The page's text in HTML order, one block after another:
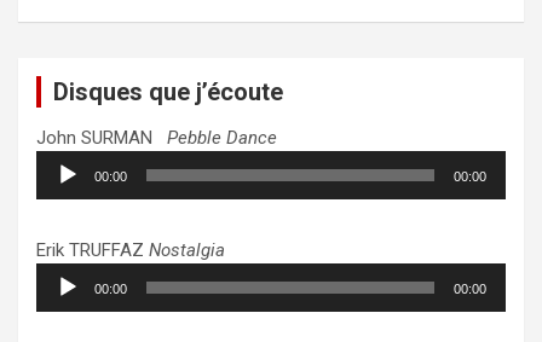
Disques que j’écoute
John SURMAN Pebble Dance
Lecteur
audio
00:00 00:00
Erik TRUFFAZ Nostalgia
Lecteur
audio
00:00 00:00